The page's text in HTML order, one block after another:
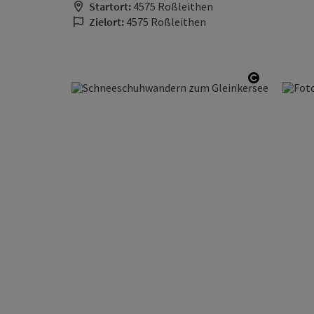
Startort: 4575 Roßleithen
Zielort: 4575 Roßleithen